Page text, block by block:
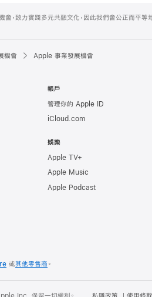
，致力實踐多元共融文化，因此我們會公正而平
機會 Apple 事業發展機會
帳戶
管理你的 Apple ID
iCloud.com
娛樂
Apple TV+
Apple Music
Apple Podcast
或其他零售商 。